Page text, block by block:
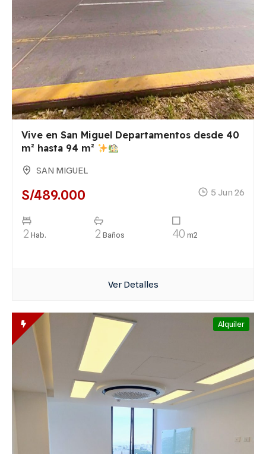
Vive en San Miguel Departamentos desde 40
m² hasta 94 m²
SAN MIGUEL
S/489.000 5 Jun 26
2 Hab. 2 Baños 40m2
Ver Detalles
Alquiler